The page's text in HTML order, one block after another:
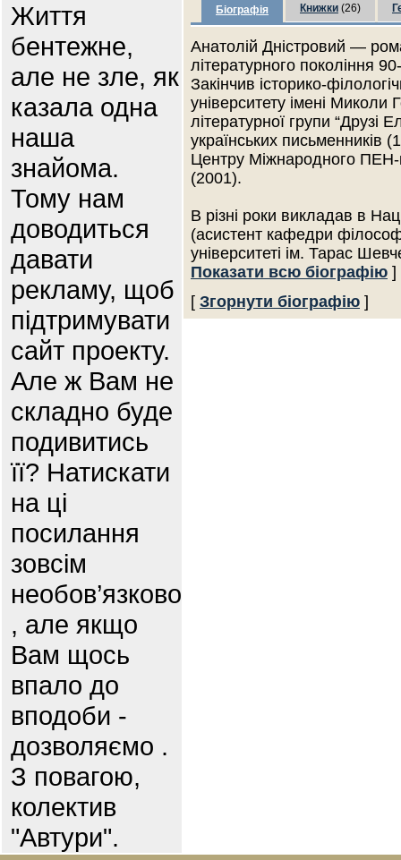
Життя
бентежне,
але не зле, як
казала одна
наша
знайома.
Тому нам
доводиться
давати
рекламу, щоб
підтримувати
сайт проекту.
Але ж Вам не
складно буде
подивитись
її? Натискати
на ці
посилання
зовсім
необов’язково
, але якщо
Вам щось
впало до
вподоби -
дозволяємо .
З повагою,
колектив
"Автури".
Біографія Книжки (26)
Анатолій Дністровий —
літературного покоління
Закінчив історико-
університету імені Миколи
літературної групи “Друзі
українських письменників
Центру Міжнародного ПЕН-
(2001).
В різні роки викладав в
(асистент кафедри
університеті ім. Тарас
Показати всю біографію ]
[ Згорнути біографію ]